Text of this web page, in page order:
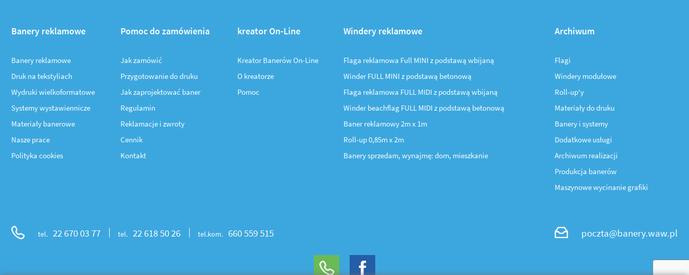
Banery reklamowe
Banery reklamowe
Druk na tekstyliach
Wydruki wielkoformatowe
Systemy wystawiennicze
Materiały banerowe
Nasze prace
Polityka cookies
Pomoc do zamówienia
Jak zamówić
Przygotowanie do druku
Jak zaprojektować baner
Regulamin
Reklamacje i zwroty
Cennik
Kontakt
kreator On-Line
Kreator Banerów On-Line
O kreatorze
Pomoc
Windery reklamowe
Flaga reklamowa Full MINI z podstawą wbijaną
Winder FULL MINI z podstawą betonową
Flaga reklamowa FULL MIDI z podstawą wbijaną
Winder beachflag FULL MIDI z podstawą betonową
Baner reklamowy 2m x 1m
Roll-up 0,85m x 2m
Banery sprzedam, wynajmę: dom, mieszkanie
Archiwum
Flagi
Windery modułowe
Roll-up'y
Materiały do druku
Banery i systemy
Dodatkowe usługi
Archiwum realizacji
Produkcja banerów
Maszynowe wycinanie grafiki
tel. 22 670 03 77 tel. 22 618 50 26 tel.kom. 660 559 515 poczta@banery.waw.pl